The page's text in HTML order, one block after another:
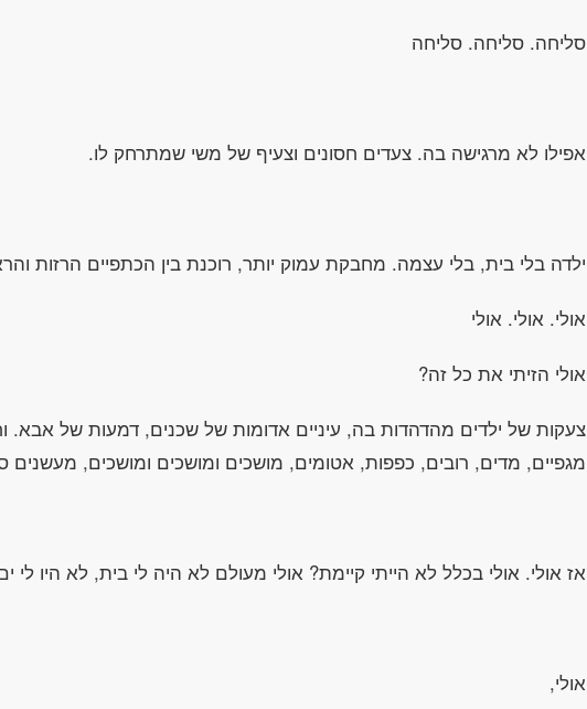
סליחה. סליחה. סליחה
אפילו לא מרגישה בה. צעדים חסונים וצעיף של משי שמתרחק לו.
ילדה בלי בית, בלי עצמה. מחבקת עמוק יותר, רוכנת בין הכתפיים הרזות
אולי. אולי. אולי
אולי הזיתי את כל זה?
צעקות של ילדים מהדהדות בה, עיניים אדומות של שכנים, דמעות של אבא.
מגפיים, מדים, רובים, כפפות, אטומים, מושכים ומושכים ומושכים, מעשנים
אז אולי. אולי בכלל לא הייתי קיימת? אולי מעולם לא היה לי בית, לא היו לי ים
אולי,